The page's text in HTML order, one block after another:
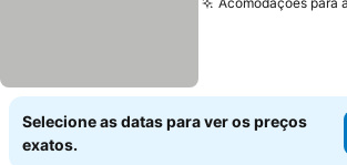
Selecione as datas para ver os preços
exatos.